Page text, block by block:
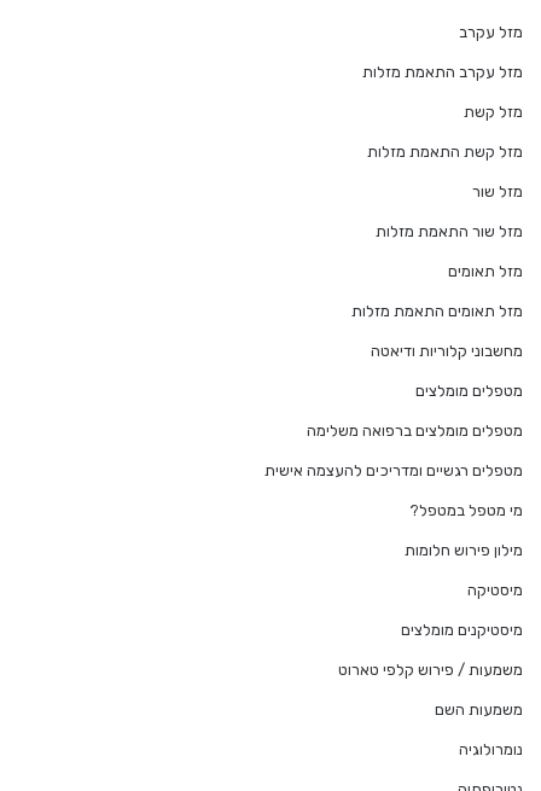
מזל עקרב
מזל עקרב התאמת מזלות
מזל קשת
מזל קשת התאמת מזלות
מזל שור
מזל שור התאמת מזלות
מזל תאומים
מזל תאומים התאמת מזלות
מחשבוני קלוריות ודיאטה
מטפלים מומלצים
מטפלים מומלצים ברפואה משלימה
מטפלים רגשיים ומדריכים להעצמה אישית
מי מטפל במטפל?
מילון פירוש חלומות
מיסטיקה
מיסטיקנים מומלצים
משמעות / פירוש קלפי טארוט
משמעות השם
נומרולוגיה